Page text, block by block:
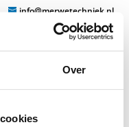
Over
info@merwetechniek.nl
producten